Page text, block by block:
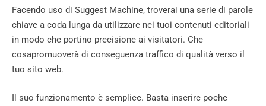
Facendo uso di Suggest Machine, troverai una serie di parole
chiave a coda lunga da utilizzare nei tuoi contenuti editoriali
in modo che portino precisione ai visitatori. Che
cosapromuoverà di conseguenza traffico di qualità verso il
tuo sito web.
Il suo funzionamento è semplice. Basta inserire poche